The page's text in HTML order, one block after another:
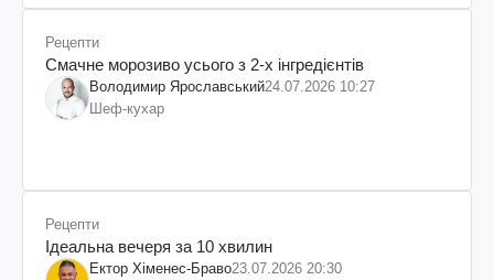
Рецепти
Смачне морозиво усього з 2-х інгредієнтів
Володимир Ярославський24.07.2026 10:27
Шеф-кухар
Рецепти
Ідеальна вечеря за 10 хвилин
Ектор Хіменес-Браво23.07.2026 20:30